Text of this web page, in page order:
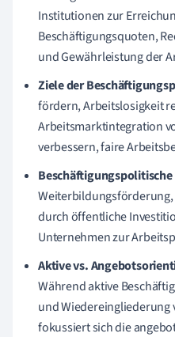
Institutionen zur
Beschäftigungsquoten,
und Gewährleistung der
Ziele der
fördern, Arbeitslosigkeit
Arbeitsmarktintegration
verbessern, faire
durch öffentliche
Unternehmen zur
Aktive vs.
Während aktive
und Wiedereingliederung
fokussiert sich die